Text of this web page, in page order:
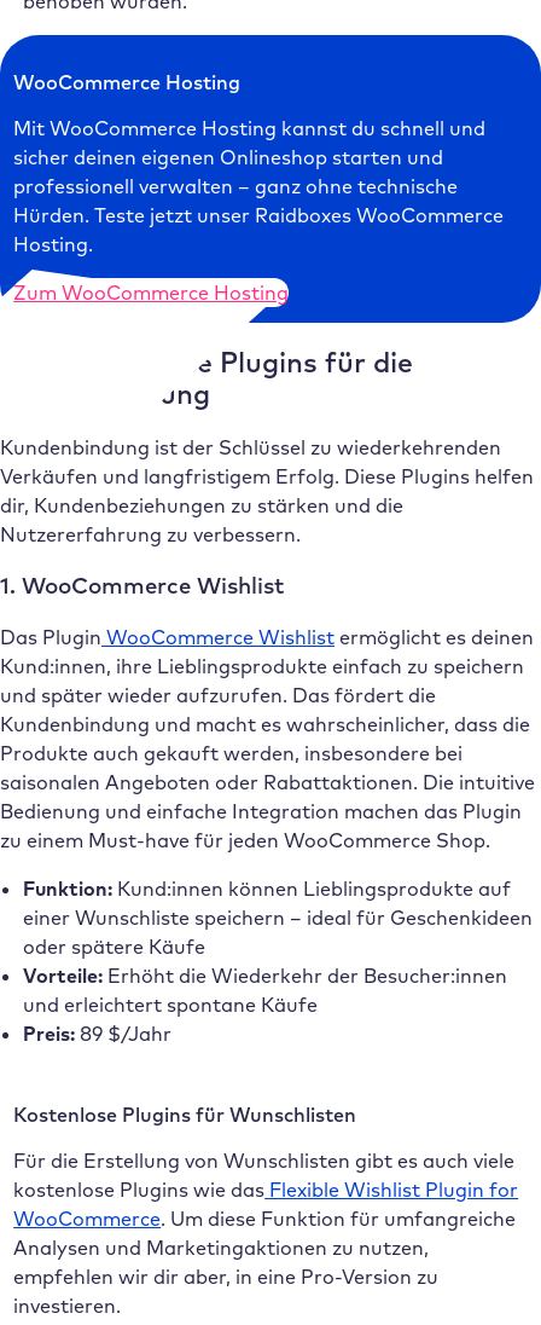
WooCommerce Hosting
Mit WooCommerce Hosting kannst du schnell und
sicher deinen eigenen Onlineshop starten und
professionell verwalten – ganz ohne technische
Hürden. Teste jetzt unser Raidboxes WooCommerce
Hosting.
Zum WooCommerce Hosting
WooCommerce Plugins für die
Kundenbindung
Kundenbindung ist der Schlüssel zu wiederkehrenden
Verkäufen und langfristigem Erfolg. Diese Plugins helfen
dir, Kundenbeziehungen zu stärken und die
Nutzererfahrung zu verbessern.
1. WooCommerce Wishlist
Das Plugin WooCommerce Wishlist ermöglicht es deinen
Kund:innen, ihre Lieblingsprodukte einfach zu speichern
und später wieder aufzurufen. Das fördert die
Kundenbindung und macht es wahrscheinlicher, dass die
Produkte auch gekauft werden, insbesondere bei
saisonalen Angeboten oder Rabattaktionen. Die intuitive
Bedienung und einfache Integration machen das Plugin
zu einem Must-have für jeden WooCommerce Shop.
Funktion: Kund:innen können Lieblingsprodukte auf
einer Wunschliste speichern – ideal für Geschenkideen
oder spätere Käufe
Vorteile:Erhöht die Wiederkehr der Besucher:innen
und erleichtert spontane Käufe
Preis: 89 $/Jahr
Kostenlose Plugins für Wunschlisten
Für die Erstellung von Wunschlisten gibt es auch viele
kostenlose Plugins wie das Flexible Wishlist Plugin for
WooCommerce. Um diese Funktion für umfangreiche
Analysen und Marketingaktionen zu nutzen,
empfehlen wir dir aber, in eine Pro-Version zu
investieren.